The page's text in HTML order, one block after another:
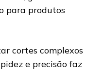
para produtos
cortes complexos
e precisão faz